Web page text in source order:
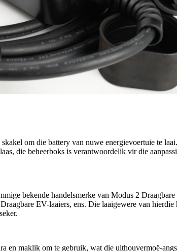
om die battery van nuwe energievoertuie te
die beheerboks is verantwoordelik vir die
bekende handelsmerke van Modus 2
EV-laaiers, ens. Die laaigewere van hierdie
maklik om te gebruik, wat die uithouvermoë-